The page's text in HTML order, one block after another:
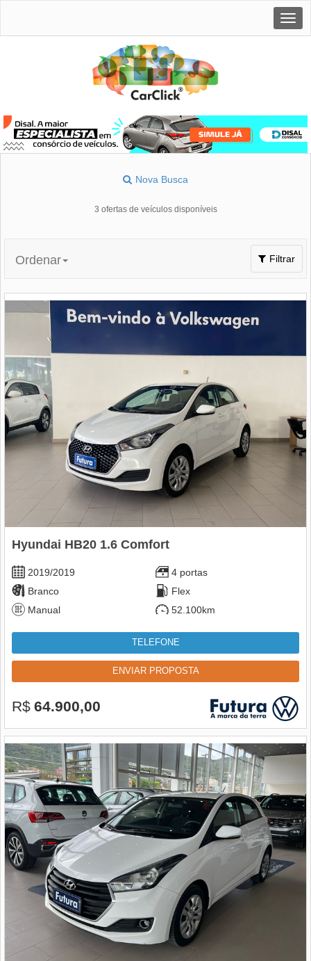
Nova Busca
3 ofertas de veículos disponíveis
Toggle
navigation
Filtrar
Ordenar
Hyundai HB20 1.6 Comfort
2019/2019
4 portas
Branco
Flex
Manual
52.100km
TELEFONE
ENVIAR PROPOSTA
R$ 64.900,00